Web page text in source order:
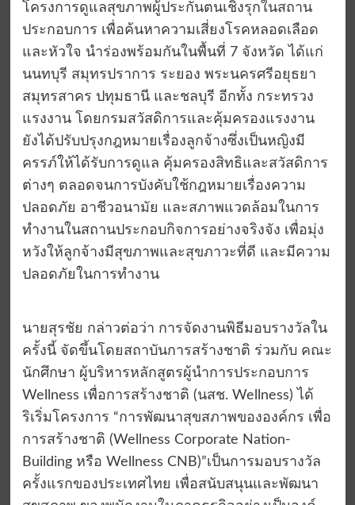
โครงการดูแลสุขภาพผู้ประกันตนเชิงรุกในสถาน
ประกอบการ เพื่อค้นหาความเสี่ยงโรคหลอดเลือด
และหัวใจ นำร่องพร้อมกันในพื้นที่ 7 จังหวัด ได้แก่
นนทบุรี สมุทรปราการ ระยอง พระนครศรีอยุธยา
สมุทรสาคร ปทุมธานี และชลบุรี อีกทั้ง กระทรวง
แรงงาน โดยกรมสวัสดิการและคุ้มครองแรงงาน
ยังได้ปรับปรุงกฎหมายเรื่องลูกจ้างซึ่งเป็นหญิงมี
ครรภ์ให้ได้รับการดูแล คุ้มครองสิทธิและสวัสดิการ
ต่างๆ ตลอดจนการบังคับใช้กฎหมายเรื่องความ
ปลอดภัย อาชีวอนามัย และสภาพแวดล้อมในการ
ทำงานในสถานประกอบกิจการอย่างจริงจัง เพื่อมุ่ง
หวังให้ลูกจ้างมีสุขภาพและสุขภาวะที่ดี และมีความ
ปลอดภัยในการทำงาน
นายสุรชัย กล่าวต่อว่า การจัดงานพิธีมอบรางวัลใน
ครั้งนี้ จัดขึ้นโดยสถาบันการสร้างชาติ ร่วมกับ คณะ
นักศึกษา ผู้บริหารหลักสูตรผู้นำการประกอบการ
Wellness เพื่อการสร้างชาติ (นสช. Wellness) ได้
ริเริ่มโครงการ “การพัฒนาสุขสภาพขององค์กร เพื่อ
การสร้างชาติ (Wellness Corporate Nation-
Building หรือ Wellness CNB)”เป็นการมอบรางวัล
ครั้งแรกของประเทศไทย เพื่อสนับสนุนและพัฒนา